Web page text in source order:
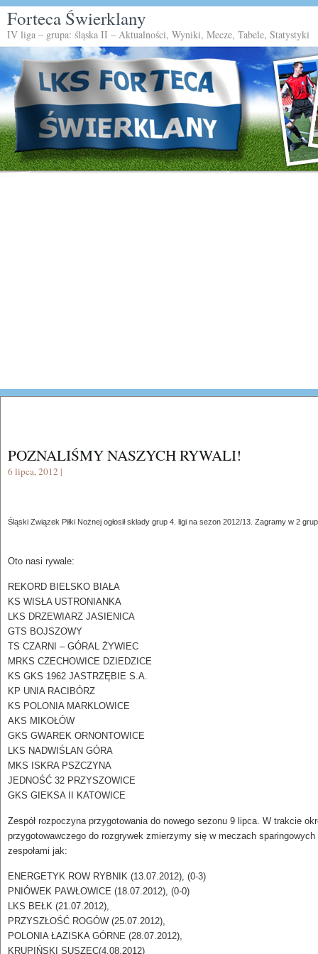
Forteca Świerklany
IV liga – grupa: śląska II – Aktualności, Wyniki, Mecze, Tabele, Statystyki
POZNALIŚMY NASZYCH RYWALI!
6 lipca, 2012 |
Śląski Związek Piłki Nożnej ogłosił składy grup 4. ligi na sezon 2012/13. Zagramy w 2
Oto nasi rywale:
REKORD BIELSKO BIAŁA
KS WISŁA USTRONIANKA
LKS DRZEWIARZ JASIENICA
GTS BOJSZOWY
TS CZARNI – GÓRAL ŻYWIEC
MRKS CZECHOWICE DZIEDZICE
KS GKS 1962 JASTRZĘBIE S.A.
KP UNIA RACIBÓRZ
KS POLONIA MARKLOWICE
AKS MIKOŁÓW
GKS GWAREK ORNONTOWICE
LKS NADWIŚLAN GÓRA
MKS ISKRA PSZCZYNA
JEDNOŚĆ 32 PRZYSZOWICE
GKS GIEKSA II KATOWICE
Zespół rozpoczyna przygotowania do nowego sezonu 9 lipca. W trakcie
przygotowawczego do rozgrywek zmierzymy się w meczach
zespołami jak:
ENERGETYK ROW RYBNIK (13.07.2012), (0-3)
PNIÓWEK PAWŁOWICE (18.07.2012), (0-0)
LKS BEŁK (21.07.2012),
PRZYSZŁOŚĆ ROGÓW (25.07.2012),
POLONIA ŁAZISKA GÓRNE (28.07.2012),
KRUPIŃSKI SUSZEC(4.08.2012)